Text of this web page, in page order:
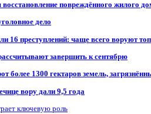
повреждённого жилого
дело
16 преступлений: чаще всего воруют
завершить к сентябрю
более 1300 гектаров земель,
вору дали 9,5 года
ключевую роль